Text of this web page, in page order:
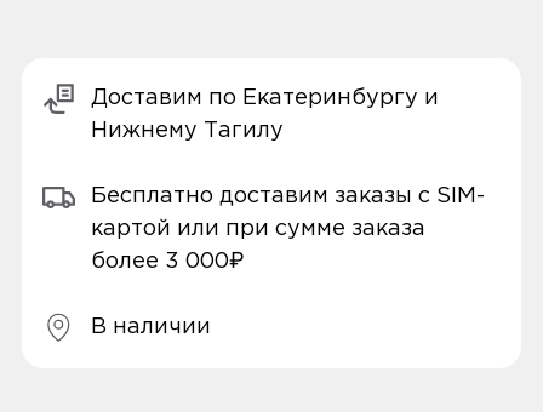
Доставим по Екатеринбургу и
Нижнему Тагилу
Бесплатно доставим заказы с SIM-
картой или при сумме заказа
более 3 000₽
В наличии